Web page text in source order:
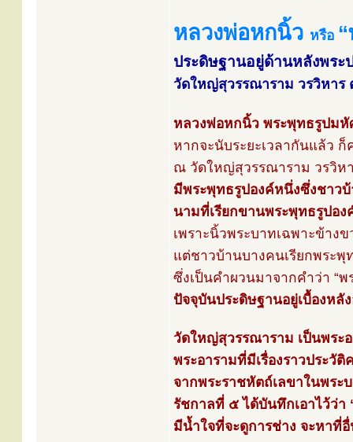
หลวงพ่อหกนิ้ว หรือ
ประดิษฐานอยู่ด้านหลังพระ
วัดใหญ่สุวรรณาราม วรวิหาร
หลวงพ่อหกนิ้ว พระพุทธรูปมหั
หากจะนับระยะเวลากันแล้ว
ณ วัดใหญ่สุวรรณาราม วรวิหา
มีพระพุทธรูปองค์หนึ่งซึ่งชาว
นามที่เรียกขานพระพุทธรูปอ
เพราะนิ้วพระบาทเฉพาะข้าง
แต่ชาวบ้านบางคนเรียกพระ
ซึ่งเป็นคำผวนมาจากคำว่า “พ
ปัจจุบันประดิษฐานอยู่เบื้องหลั
วัดใหญ่สุวรรณาราม เป็นพระ
พระอารามที่มีเรื่องราวประวั
จากพระราชหัตถ์เลขาในพระ
รัชกาลที่ ๕ ได้บันทึกเอาไว้ว่า
มีน้ำใจที่จะดูการช่าง จะหาที่